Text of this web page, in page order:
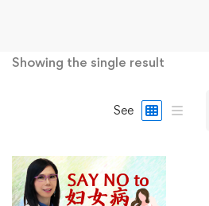
Showing the single result
See